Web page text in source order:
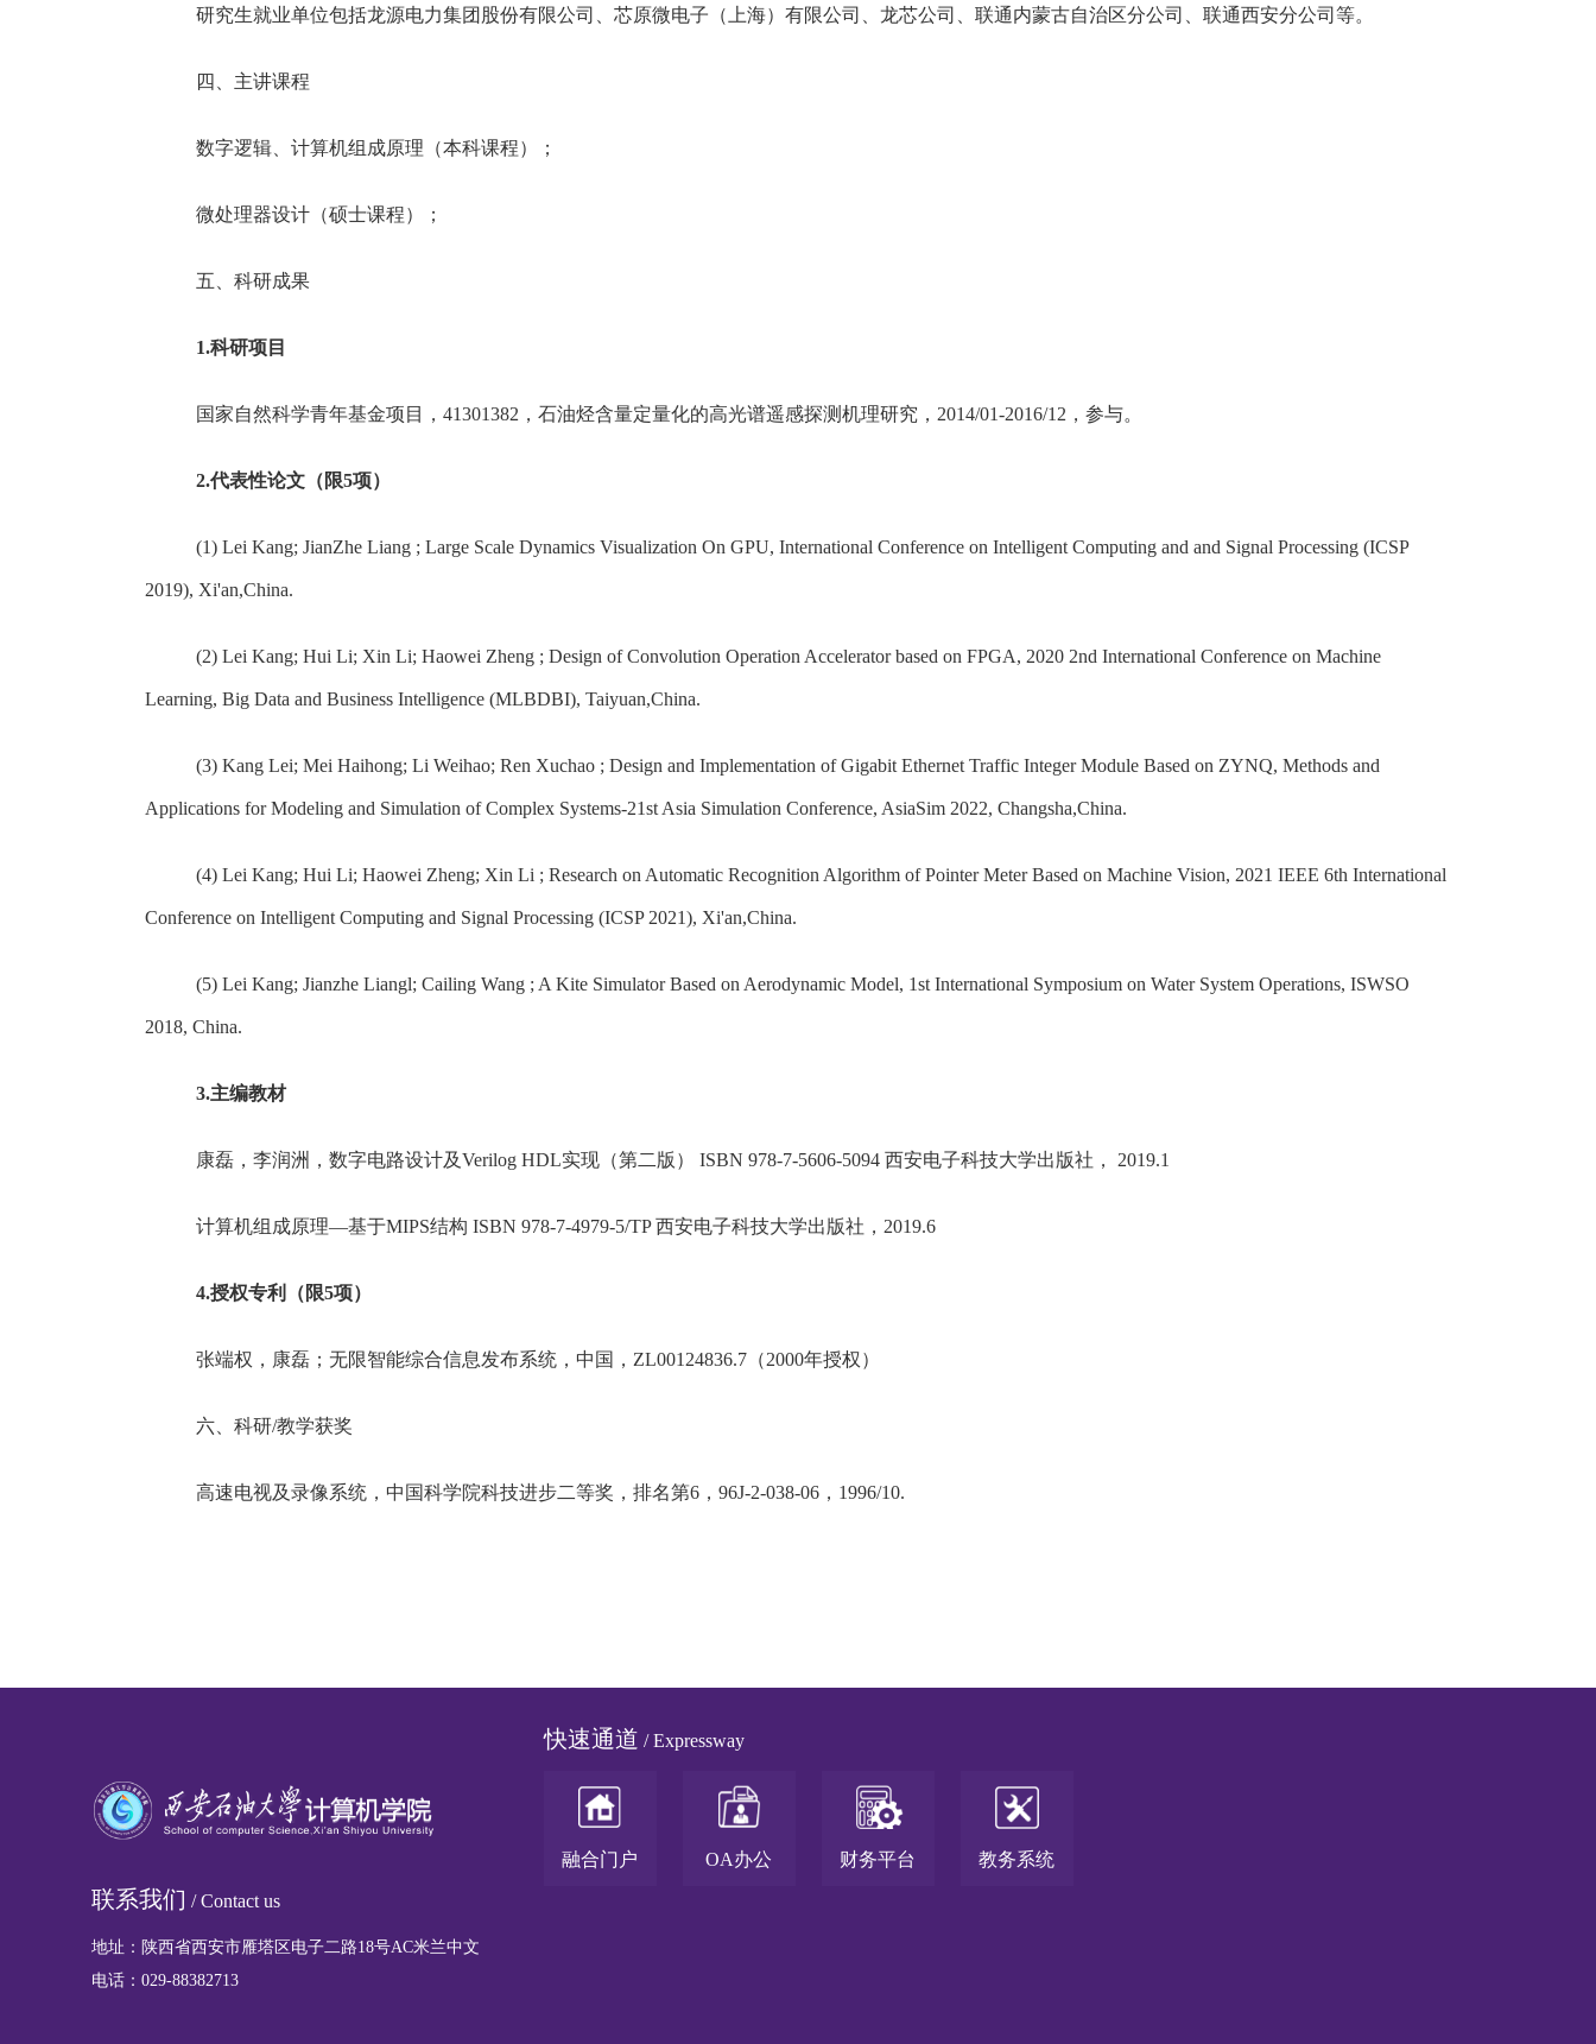
研究生就业单位包括龙源电力集团股份有限公司、芯原微电子（上海）有限公司、龙芯公司、联通内蒙古自治区分公司、联通西安分公司等。
四、主讲课程
数字逻辑、计算机组成原理（本科课程）；
微处理器设计（硕士课程）；
五、科研成果
1.科研项目
国家自然科学青年基金项目，41301382 ，石油烃含量定量化的高光谱遥感探测机理研究， 2014/01-2016/12 ，参与。
2.代表性论文（限5项）
(1) Lei Kang; JianZhe Liang ; Large Scale Dynamics Visualization On GPU, International Conference on Intelligent Computing and and Signal Processing (ICSP
2019), Xi'an,China.
(2) Lei Kang; Hui Li; Xin Li; Haowei Zheng ; Design of Convolution Operation Accelerator based on FPGA, 2020 2nd International Conference on Machine
Learning, Big Data and Business Intelligence (MLBDBI), Taiyuan,China.
(3) Kang Lei; Mei Haihong; Li Weihao; Ren Xuchao ; Design and Implementation of Gigabit Ethernet Traffic Integer Module Based on ZYNQ, Methods and
Applications for Modeling and Simulation of Complex Systems-21st Asia Simulation Conference, AsiaSim 2022, Changsha,China.
(4) Lei Kang; Hui Li; Haowei Zheng; Xin Li ; Research on Automatic Recognition Algorithm of Pointer Meter Based on Machine Vision, 2021 IEEE 6th International
Conference on Intelligent Computing and Signal Processing (ICSP 2021), Xi'an,China.
(5) Lei Kang; Jianzhe Liangl; Cailing Wang ; A Kite Simulator Based on Aerodynamic Model, 1st International Symposium on Water System Operations, ISWSO
2018, China.
3.主编教材
康磊，李润洲，数字电路设计及Verilog HDL实现（第二版） ISBN 978-7-5606-5094西安电子科技大学出版社， 2019.1
计算机组成原理—基于MIPS结构 ISBN 978-7-4979-5/TP西安电子科技大学出版社， 2019.6
4.授权专利（限5项）
张端权 ，康磊；无限智能综合信息发布系统，中国， ZL00124836.7 （2000年授权）
六、科研/教学获奖
高速电视及录像系统，中国科学院科技进步二等奖，排名第6 ，96J-2-038-06 ， 1996/10.
快速通道 / Expressway
融合门户 OA办公 财务平台 教务系统
联系我们 / Contact us
地址：陕西省西安市雁塔区电子二路18号AC米兰中文
电话：029-88382713